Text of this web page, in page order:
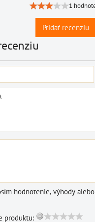
1
Pridať recenziu
hodnotenie, výhody
produktu:
ks DO